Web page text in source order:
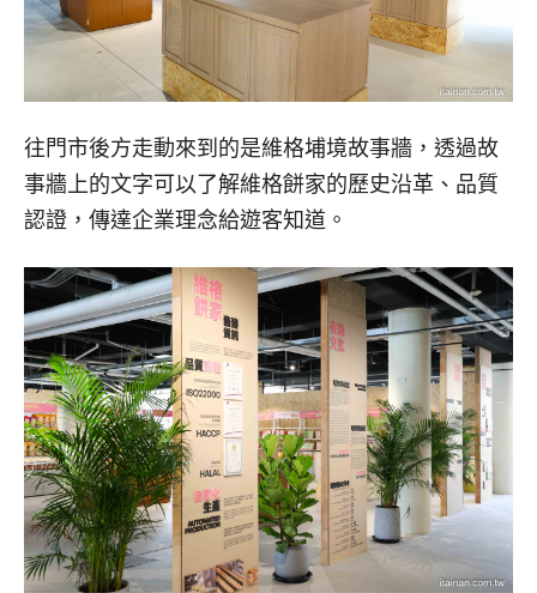
往門市後方走動來到的是維格埔境故事牆，透過故
事牆上的文字可以了解維格餅家的歷史沿革、品質
認證，傳達企業理念給遊客知道。